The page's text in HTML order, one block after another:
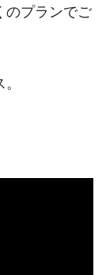
のプランでご